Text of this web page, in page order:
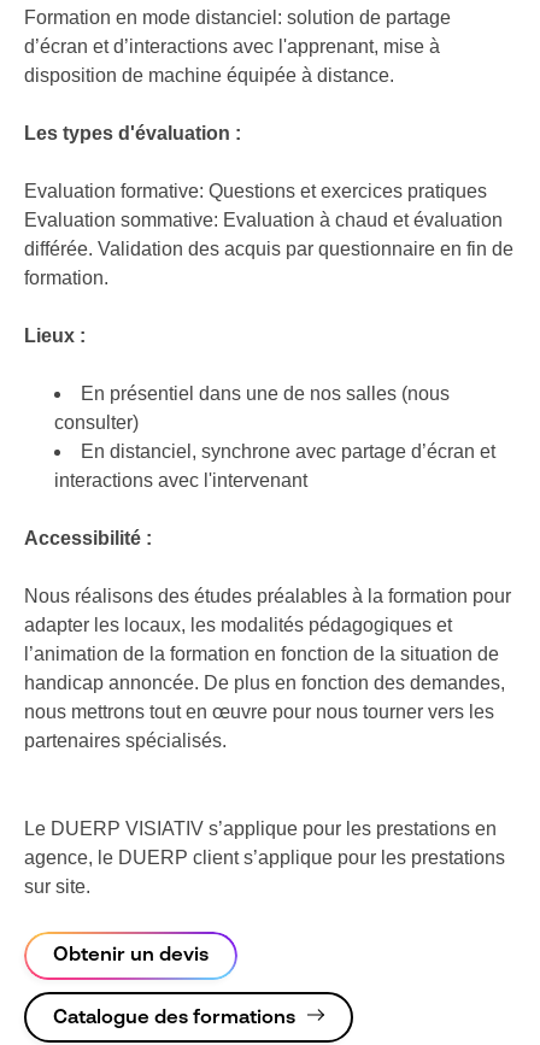
Formation en mode distanciel: solution de partage
d’écran et d’interactions avec l'apprenant, mise à
disposition de machine équipée à distance.
Les types d'évaluation :
Evaluation formative: Questions et exercices pratiques
Evaluation sommative: Evaluation à chaud et évaluation
différée. Validation des acquis par questionnaire en fin de
formation.
Lieux :
En présentiel dans une de nos salles (nous
consulter)
En distanciel, synchrone avec partage d’écran et
interactions avec l'intervenant
Accessibilité :
Nous réalisons des études préalables à la formation pour
adapter les locaux, les modalités pédagogiques et
l’animation de la formation en fonction de la situation de
handicap annoncée. De plus en fonction des demandes,
nous mettrons tout en œuvre pour nous tourner vers les
partenaires spécialisés.
Le DUERP VISIATIV s’applique pour les prestations en
agence, le DUERP client s’applique pour les prestations
sur site.
Obtenir un devis
Catalogue des formations